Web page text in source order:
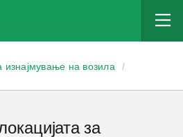
на возила
/
за